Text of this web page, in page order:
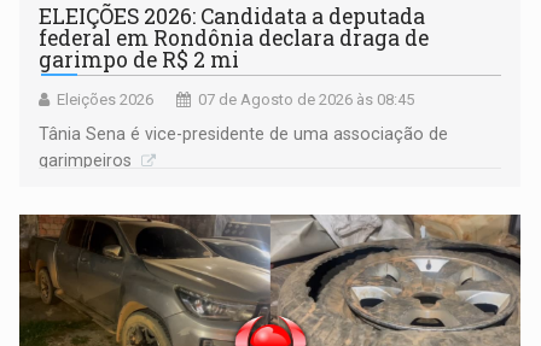
ELEIÇÕES 2026: Candidata a deputada
federal em Rondônia declara draga de
garimpo de R$ 2 mi
Eleições 2026 07 de Agosto de 2026 às 08:45
Tânia Sena é vice-presidente de uma associação de
garimpeiros